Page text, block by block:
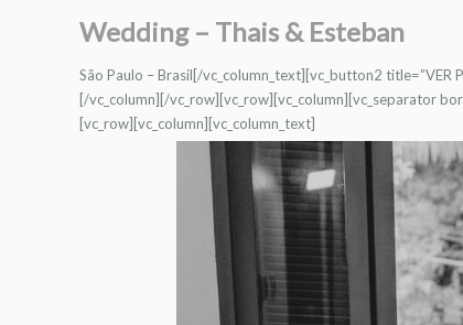
Wedding – Thais & Esteban
São Paulo – Brasil[/vc_column_text][vc_button2
[/vc_column][/vc_row][vc_row][vc_column][vc_separator
[vc_row][vc_column][vc_column_text]